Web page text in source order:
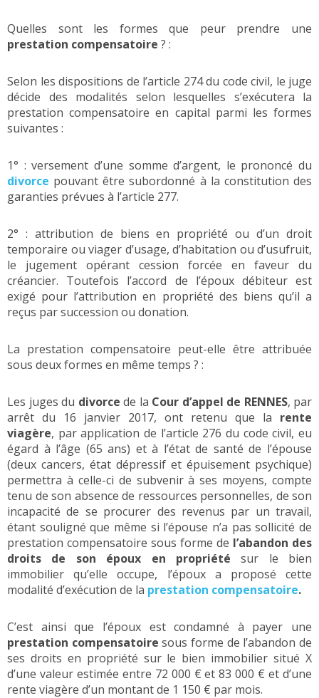
Quelles sont les formes que peur prendre une
prestation compensatoire ? :
Selon les dispositions de l’article 274 du code civil, le juge
décide des modalités selon lesquelles s’exécutera la
prestation compensatoire en capital parmi les formes
suivantes :
1° : versement d’une somme d’argent, le prononcé du
divorce pouvant être subordonné à la constitution des
garanties prévues à l’article 277.
2° : attribution de biens en propriété ou d’un droit
temporaire ou viager d’usage, d’habitation ou d’usufruit,
le jugement opérant cession forcée en faveur du
créancier. Toutefois l’accord de l’époux débiteur est
exigé pour l’attribution en propriété des biens qu’il a
reçus par succession ou donation.
La prestation compensatoire peut-elle être attribuée
sous deux formes en même temps ? :
Les juges du divorce de la Cour d’appel de RENNES, par
arrêt du 16 janvier 2017, ont retenu que la rente
viagère, par application de l’article 276 du code civil, eu
égard à l’âge (65 ans) et à l’état de santé de l’épouse
(deux cancers, état dépressif et épuisement psychique)
permettra à celle-ci de subvenir à ses moyens, compte
tenu de son absence de ressources personnelles, de son
incapacité de se procurer des revenus par un travail,
étant souligné que même si l’épouse n’a pas sollicité de
prestation compensatoire sous forme de l’abandon des
droits de son époux en propriété sur le bien
immobilier qu’elle occupe, l’époux a proposé cette
modalité d’exécution de la prestation compensatoire.
C’est ainsi que l’époux est condamné à payer une
prestation compensatoire sous forme de l’abandon de
ses droits en propriété sur le bien immobilier situé X
d’une valeur estimée entre 72 000 € et 83 000 € et d’une
rente viagère d’un montant de 1 150 € par mois.